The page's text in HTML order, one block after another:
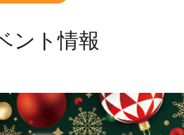
ント情報